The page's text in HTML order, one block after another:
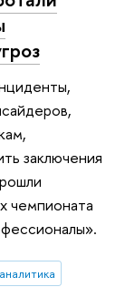
заключения
чемпионата